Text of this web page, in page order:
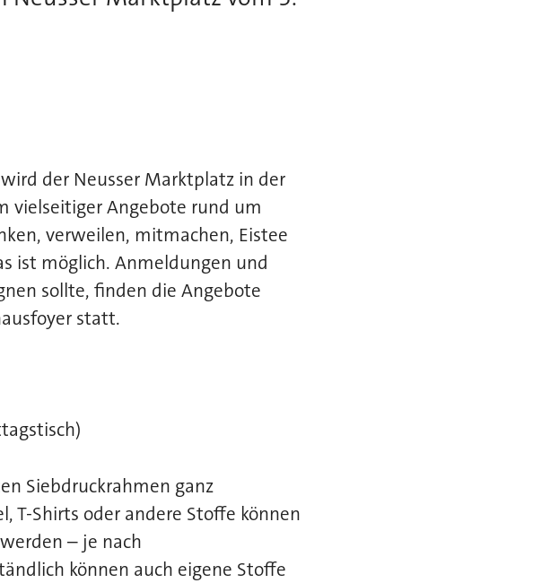
der Neusser Marktplatz in der
vielseitiger Angebote rund um
verweilen, mitmachen, Eistee
ist möglich. Anmeldungen und
sollte, finden die Angebote
statt.
Siebdruckrahmen ganz
T-Shirts oder andere Stoffe können
– je nach
können auch eigene Stoffe